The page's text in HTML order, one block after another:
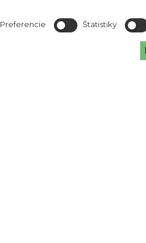
Preferencie Štatistiky